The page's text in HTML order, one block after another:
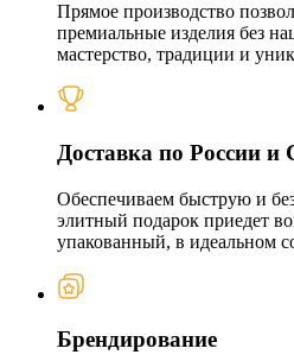
Прямое производство
премиальные изделия без
мастерство, традиции и
Доставка по России
Обеспечиваем быструю и
элитный подарок приедет
упакованный, в идеальном
Брендирование